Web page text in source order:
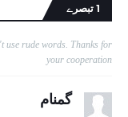
1 تبصرے
use rude words. Thanks for
your cooperation
گمنام